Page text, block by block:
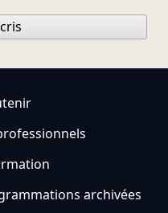
archivées